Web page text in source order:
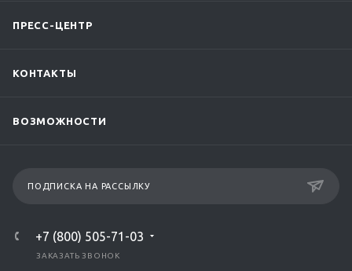
ПРЕСС-ЦЕНТР
КОНТАКТЫ
ВОЗМОЖНОСТИ
ПОДПИСКА НА РАССЫЛКУ
+7 (800) 505-71-03
ЗАКАЗАТЬ ЗВОНОК